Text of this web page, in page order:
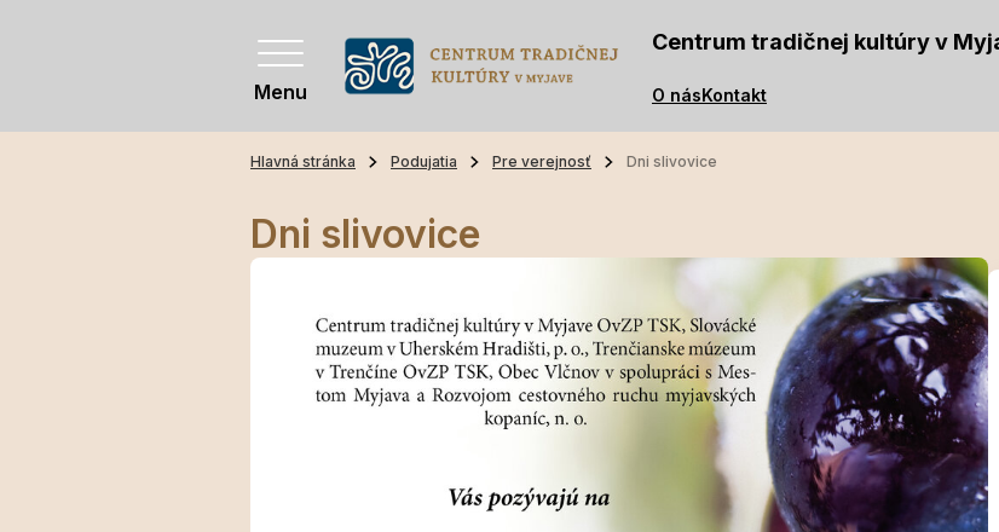
Menu
Centrum tradičnej kultúry v
O násKontakt
Hlavná stránka Podujatia Pre verejnosť Dni slivovice
Dni slivovice